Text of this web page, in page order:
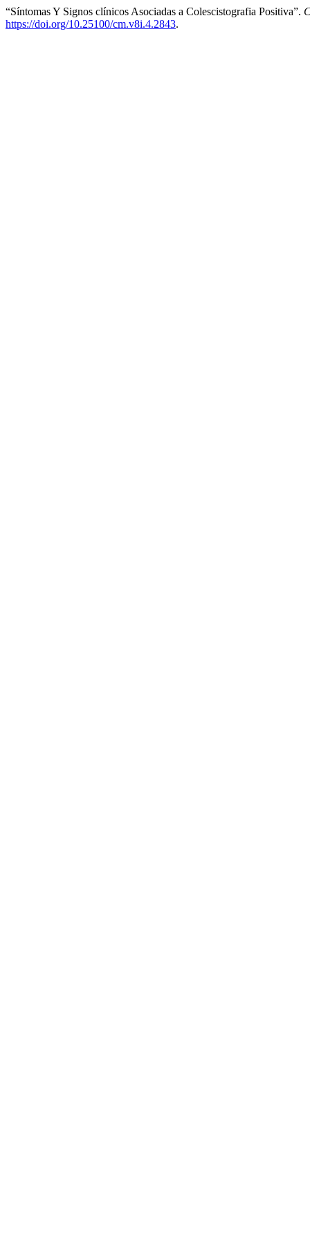
“Síntomas Y Signos clínicos Asociadas a Colescistografia Positiva”.
https://doi.org/10.25100/cm.v8i.4.2843.